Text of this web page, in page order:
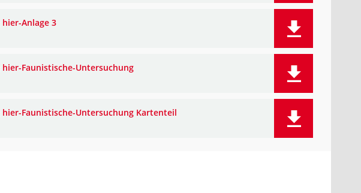
Anlage 3
Faunistische-Untersuchung
Faunistische-Untersuchung Kartenteil